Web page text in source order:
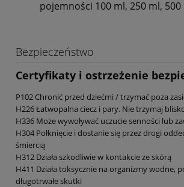
pojemności 100 ml, 250 ml, 500
Bezpieczeństwo
Certyfikaty i ostrzeżenie
P102 Chronić przed dziećmi / trzymać poza
H226 Łatwopalna ciecz i pary. Nie trzymaj
H336 Może wywoływać uczucie senności lub
H304 Połknięcie i dostanie się przez drogi
śmiercią
H312 Działa szkodliwie w kontakcie ze skórą
H411 Działa toksycznie na organizmy wodne,
długotrwałe skutki